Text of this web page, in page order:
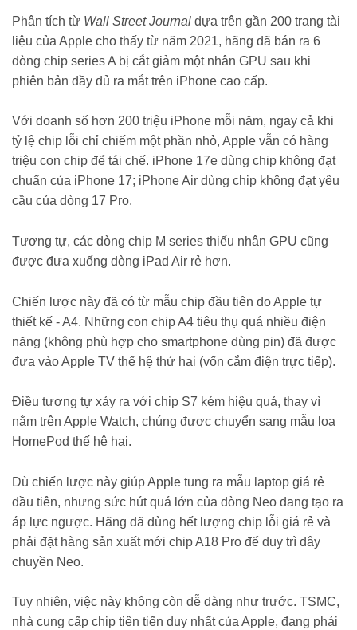
Phân tích từ Wall Street Journal dựa trên gần 200 trang tài
liệu của Apple cho thấy từ năm 2021, hãng đã bán ra 6
dòng chip series A bị cắt giảm một nhân GPU sau khi
phiên bản đầy đủ ra mắt trên iPhone cao cấp.
Với doanh số hơn 200 triệu iPhone mỗi năm, ngay cả khi
tỷ lệ chip lỗi chỉ chiếm một phần nhỏ, Apple vẫn có hàng
triệu con chip để tái chế. iPhone 17e dùng chip không đạt
chuẩn của iPhone 17; iPhone Air dùng chip không đạt yêu
cầu của dòng 17 Pro.
Tương tự, các dòng chip M series thiếu nhân GPU cũng
được đưa xuống dòng iPad Air rẻ hơn.
Chiến lược này đã có từ mẫu chip đầu tiên do Apple tự
thiết kế - A4. Những con chip A4 tiêu thụ quá nhiều điện
năng (không phù hợp cho smartphone dùng pin) đã được
đưa vào Apple TV thế hệ thứ hai (vốn cắm điện trực tiếp).
Điều tương tự xảy ra với chip S7 kém hiệu quả, thay vì
nằm trên Apple Watch, chúng được chuyển sang mẫu loa
HomePod thế hệ hai.
Dù chiến lược này giúp Apple tung ra mẫu laptop giá rẻ
đầu tiên, nhưng sức hút quá lớn của dòng Neo đang tạo ra
áp lực ngược. Hãng đã dùng hết lượng chip lỗi giá rẻ và
phải đặt hàng sản xuất mới chip A18 Pro để duy trì dây
chuyền Neo.
Tuy nhiên, việc này không còn dễ dàng như trước. TSMC,
nhà cung cấp chip tiên tiến duy nhất của Apple, đang phải